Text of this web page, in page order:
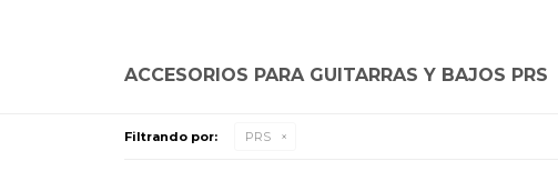
ACCESORIOS PARA GUITARRAS Y BAJOS PRS
Filtrando por: PRS